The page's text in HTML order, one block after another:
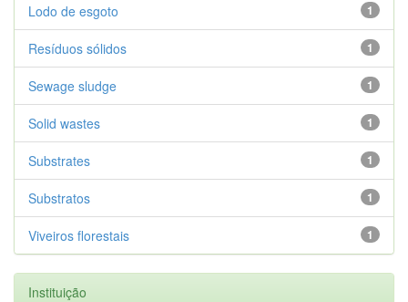
1
Lodo de esgoto
1
Resíduos sólidos
1
Sewage sludge
1
Solid wastes
1
Substrates
1
Substratos
1
Viveiros florestais
Instituição